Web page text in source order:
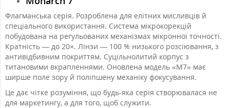
Флагманська серія. Розроблена для елітних мисливців й
спеціального використання. Система мікрокорекцій
побудована на регульованих механізмах мікронної точності.
Кратність — до 20×. Лінзи — 100 % низького розсіювання, з
антивідбивним покриттям. Суцільнолитий корпус з
титановими вкрапленнями. Оновлена модель «M7» має
ширше поле зору й поліпшену механіку фокусування.
Це дає чітке розуміння, що будь-яка серія створювалася не
для маркетингу, а для того, щоб служити.